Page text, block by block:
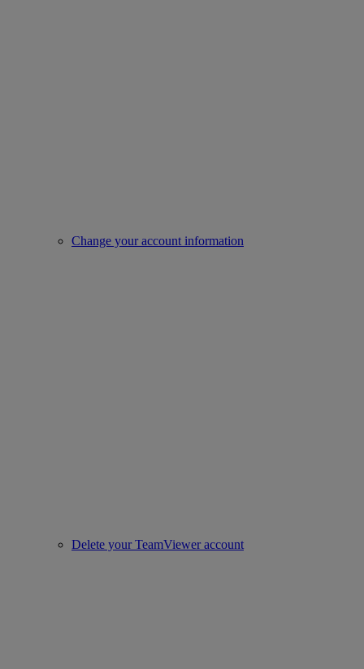
Change your account information
Delete your TeamViewer account